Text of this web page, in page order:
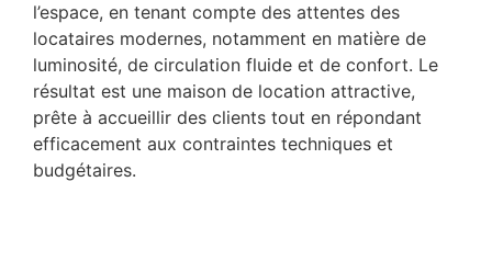
l’espace, en tenant compte des attentes des
locataires modernes, notamment en matière de
luminosité, de circulation fluide et de confort. Le
résultat est une maison de location attractive,
prête à accueillir des clients tout en répondant
efficacement aux contraintes techniques et
budgétaires.